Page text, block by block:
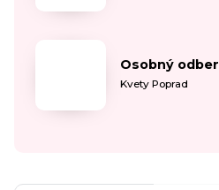
Osobný odber
Kvety Poprad